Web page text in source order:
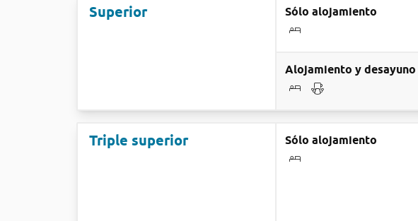
Superior Sólo alojamiento
Alojamiento y desayuno
Triple superior Sólo alojamiento